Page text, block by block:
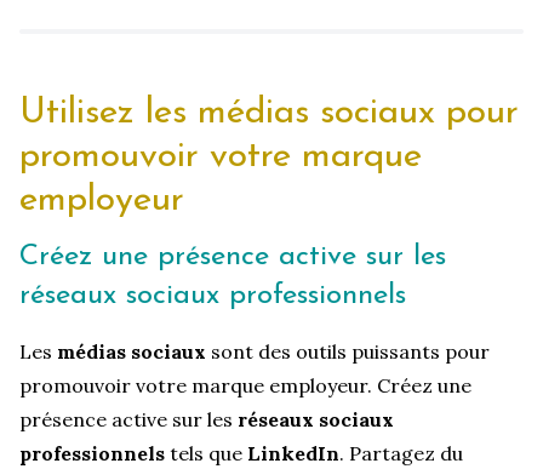
Utilisez les médias sociaux pour
promouvoir votre marque
employeur
Créez une présence active sur les
réseaux sociaux professionnels
Les médias sociaux sont des outils puissants pour
promouvoir votre marque employeur. Créez une
présence active sur les réseaux sociaux
professionnels tels que LinkedIn. Partagez du